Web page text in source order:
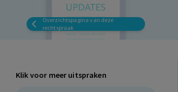
Overzichtspagina van deze
rechtspraak
Klik voor meer uitspraken